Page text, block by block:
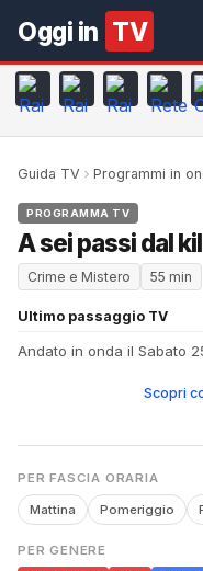
Oggi in TV
Guida TV Programmi in
PROGRAMMA TV
A sei passi dal
Crime e Mistero 55 min
Ultimo passaggio TV
Andato in onda il Sabato
Scopri
PER FASCIA ORARIA
Mattina Pomeriggio
PER GENERE